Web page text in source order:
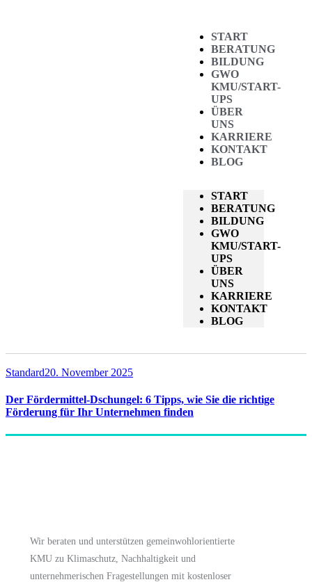
START
BERATUNG
BILDUNG
GWO
KMU/START-
UPS
ÜBER
UNS
KARRIERE
KONTAKT
BLOG
START
BERATUNG
BILDUNG
GWO
KMU/START-
UPS
ÜBER
UNS
KARRIERE
KONTAKT
BLOG
Standard20. November 2025
Der Fördermittel-Dschungel: 6 Tipps, wie Sie die richtige
Förderung für Ihr Unternehmen finden
Wir beraten und unterstützen gemeinwohlorientierte
KMU zu Klimaschutz, Nachhaltigkeit und
unternehmerischen Fragestellungen mit kostenloser